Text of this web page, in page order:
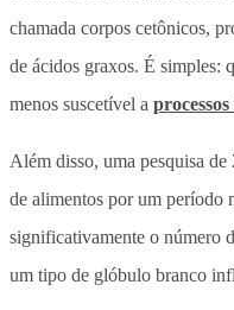
chamada corpos cetônicos,
de ácidos graxos. É simples:
menos suscetível a
Além disso, uma pesquisa
de alimentos por um período
significativamente o número
um tipo de glóbulo branco